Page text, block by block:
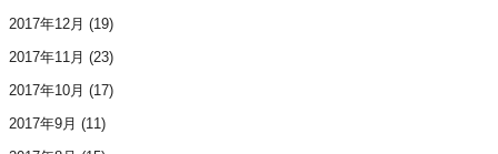
2017年12月 (19)
2017年11月 (23)
2017年10月 (17)
2017年9月 (11)